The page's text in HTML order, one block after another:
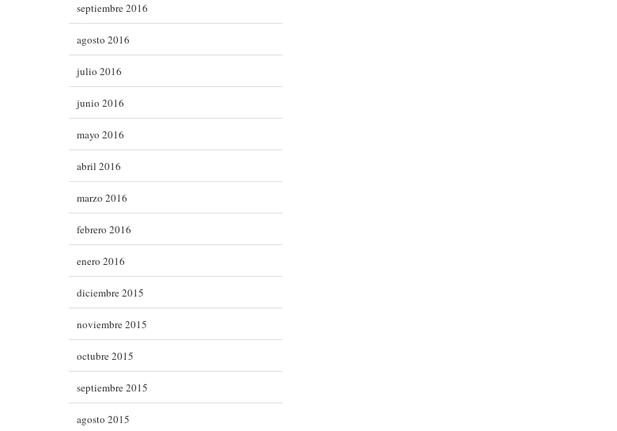
septiembre 2016
agosto 2016
julio 2016
junio 2016
mayo 2016
abril 2016
marzo 2016
febrero 2016
enero 2016
diciembre 2015
noviembre 2015
octubre 2015
septiembre 2015
agosto 2015